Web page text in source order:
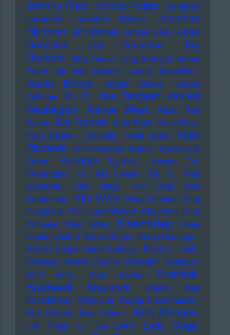
Johnny Marr Johnny Rotten Jonathan
Jeremiah
Jonathan Meese
Jonathan
Richman Joni Mitchell Jonzun Crew Jose
Gonzales
Joy Denalane
Joy
Division Jörg Fauser Jörg Stempel Judas
Priest Juli Julia Meladin Jumpa Jungstötter
Justin Bieber Jürgen Drews
Jürgen
Zeltinger
K.I.Z. Kae Tempest Kamasi
Washington
Kanye West Karat
Karl
Bartos Kat Frankie Kate Bush Kate Perry
Katja Ebstein
Kavinsky Keith Jarrett
Keith
Richards Kele Okereke Kelela Kemistry &
Storm
Kendrick Lamar
Kerstin Ott
Khruangbin
KI KId Creole KId P.
KIda
Ramadan
KIev Stingl KIm Deal
KIm
Kardashian KIm Wilde KIng Crimson KIng
Gizzard & The Lizard Wizard KIng Kurt KIng
Princess
KIng Tubby KItschKrieg
Klaas
Heufer-Umlauf Klaus Dinger Klaus Doldinger
Klaus Lage Klaus Schulze Klez.e KMD
Kneecap Koefte DeVille Kollegah Kompakt
Kool Herc
Kool Savas Kraftklub
Kraftwerk Krautrock Kreator
Kris
Kristofferson KRS-One Kruder & Dorfmeister
Kurt Cobain
Kurt Krömer Kylie Minogue
L.A. Priest L7 La Lom Lady Gaga